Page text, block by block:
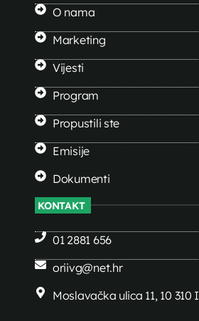
O nama
Marketing
Vijesti
Program
Propustili ste
Emisije
Dokumenti
KONTAKT
01 2881 656
oriivg@net.hr
Moslavačka ulica 11, 10 310